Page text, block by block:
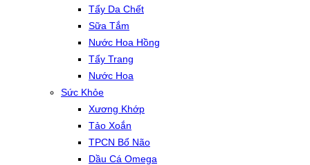
Tẩy Da Chết
Sữa Tắm
Nước Hoa Hồng
Tẩy Trang
Nước Hoa
Sức Khỏe
Xương Khớp
Tảo Xoắn
TPCN Bổ Não
Dầu Cá Omega